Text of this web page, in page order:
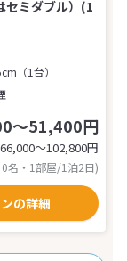
セミダブル）(1
（1台）
～51,400円
66,000〜102,800円
名・1部屋/1泊2日)
の詳細